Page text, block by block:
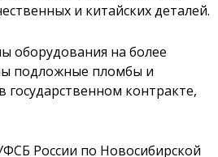
и китайских деталей.
оборудования на более
подложные пломбы и
государственном контракте,
России по Новосибирской